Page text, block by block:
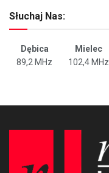
Słuchaj Nas:
Dębica Mielec
89,2 MHz
102,4 MHz